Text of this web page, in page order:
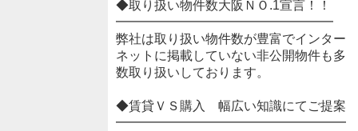
◆取り扱い物件数大阪ＮＯ.1宣言！！
━━━━━━━━━━━━━━━━━
弊社は取り扱い物件数が豊富でインター
ネットに掲載していない非公開物件も多
数取り扱いしております。
◆賃貸ＶＳ購入 幅広い知識にてご提案
━━━━━━━━━━━━━━━━━━